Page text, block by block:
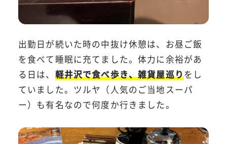
出勤日が続いた時の中抜け休憩は、お昼ご飯
を食べて睡眠に充てました。体力に余裕があ
る日は、 軽井沢で食べ歩き、雑貨屋巡りをし
ていました。ツルヤ（人気のご当地スーパ
ー）も有名なので何度か行きました。